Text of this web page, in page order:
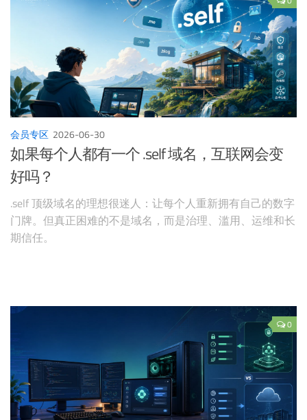
会员专区 2026-06-30
如果每个人都有一个 .self 域名，互联网会变
好吗？
.self 顶级域名的理想很迷人：让每个人重新拥有自己的数字
门牌。但真正困难的不是域名，而是治理、滥用、运维和长
期信任。
0